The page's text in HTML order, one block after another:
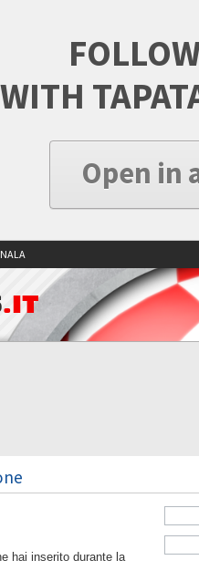
WITH
Open in
.IT
hai inserito durante la